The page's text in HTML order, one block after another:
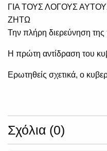
ΓΙΑ ΤΟΥΣ ΛΟΓΟΥΣ
ΖΗΤΩ
Την πλήρη διερεύνηση της
Η πρώτη αντίδραση του
Ερωτηθείς σχετικά, ο
Σχόλια (0)